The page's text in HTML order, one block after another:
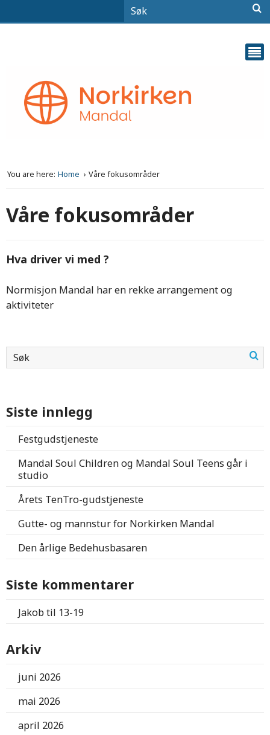
You are here: Home Våre fokusområder
Våre fokusområder
Hva driver vi med ?
Normisjon Mandal har en rekke arrangement og
aktiviteter
Siste innlegg
Festgudstjeneste
Mandal Soul Children og Mandal Soul Teens går i
studio
Årets TenTro-gudstjeneste
Gutte- og mannstur for Norkirken Mandal
Den årlige Bedehusbasaren
Siste kommentarer
Jakobtil 13-19
Arkiv
juni 2026
mai 2026
april 2026